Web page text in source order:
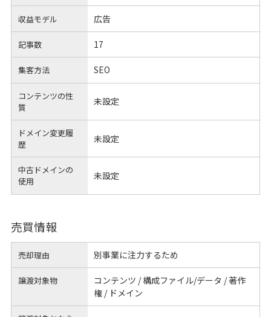
収益モデル 広告
記事数 17
集客方法 SEO
コンテンツの性
質
未設定
ドメイン変更履
歴
未設定
中古ドメインの
使用
未設定
売買情報
売却理由 別事業に注力するため
譲渡対象物
コンテンツ / 構成ファイル/データ / 著作
権 / ドメイン